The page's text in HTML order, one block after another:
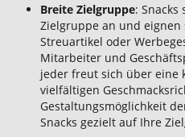
Breite Zielgruppe:
Zielgruppe an und eignen
Streuartikel oder
Mitarbeiter und
jeder freut sich über eine
vielfältigen
Gestaltungsmöglichkeit
Snacks gezielt auf Ihre